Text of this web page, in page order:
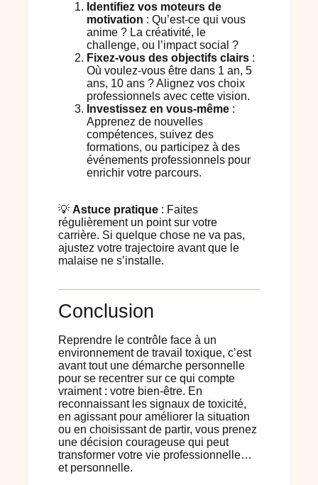
Identifiez vos moteurs de
motivation : Qu’est-ce qui vous
anime ? La créativité, le
challenge, ou l’impact social ?
Fixez-vous des objectifs clairs :
Où voulez-vous être dans 1 an, 5
ans, 10 ans ? Alignez vos choix
professionnels avec cette vision.
Investissez en vous-même :
Apprenez de nouvelles
compétences, suivez des
formations, ou participez à des
événements professionnels pour
enrichir votre parcours.
💡 Astuce pratique : Faites
régulièrement un point sur votre
carrière. Si quelque chose ne va pas,
ajustez votre trajectoire avant que le
malaise ne s’installe.
Conclusion
Reprendre le contrôle face à un
environnement de travail toxique, c’est
avant tout une démarche personnelle
pour se recentrer sur ce qui compte
vraiment : votre bien-être. En
reconnaissant les signaux de toxicité,
en agissant pour améliorer la situation
ou en choisissant de partir, vous prenez
une décision courageuse qui peut
transformer votre vie professionnelle…
et personnelle.